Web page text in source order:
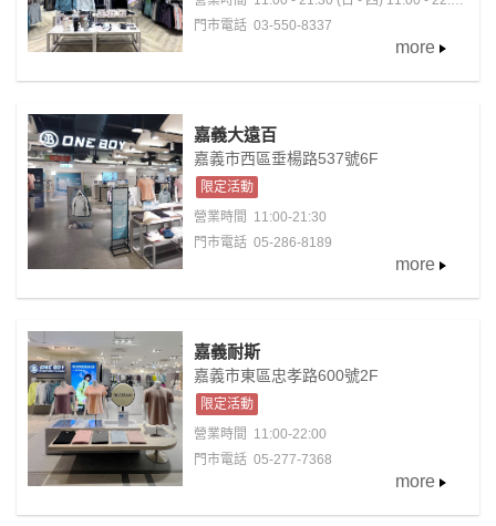
(五 - 六)
門市電話 03-550-8337
more
嘉義大遠百
嘉義市西區垂楊路537號6F
限定活動
營業時間 11:00-21:30
門市電話 05-286-8189
more
嘉義耐斯
嘉義市東區忠孝路600號2F
限定活動
營業時間 11:00-22:00
門市電話 05-277-7368
more